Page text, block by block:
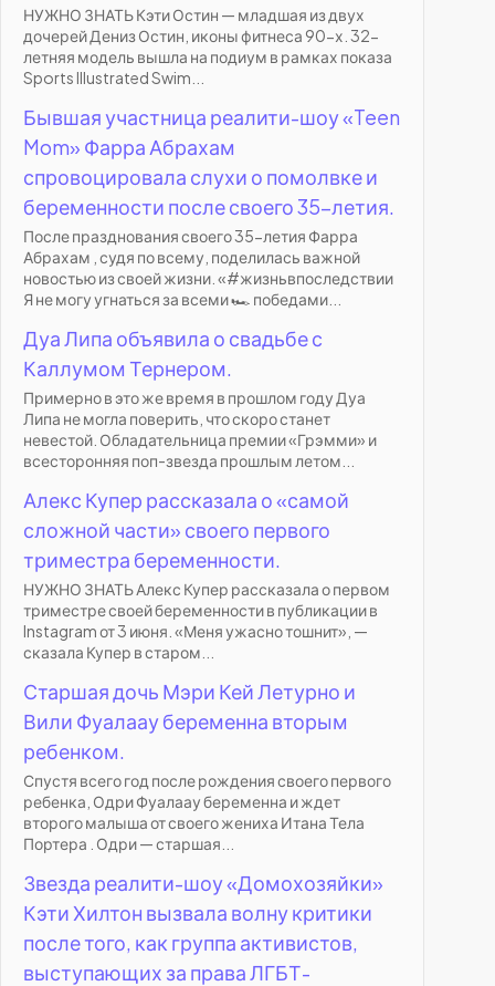
НУЖНО ЗНАТЬ Кэти Остин — младшая из двух
дочерей Дениз Остин, иконы фитнеса 90-х. 32-
летняя модель вышла на подиум в рамках показа
Sports Illustrated Swim...
Бывшая участница реалити-шоу «Teen
Mom» Фарра Абрахам
спровоцировала слухи о помолвке и
беременности после своего 35-летия.
После празднования своего 35-летия Фарра
Абрахам , судя по всему, поделилась важной
новостью из своей жизни. «#жизньвпоследствии
Я не могу угнаться за всеми 🏎️ победами...
Дуа Липа объявила о свадьбе с
Каллумом Тернером.
Примерно в это же время в прошлом году Дуа
Липа не могла поверить, что скоро станет
невестой. Обладательница премии «Грэмми» и
всесторонняя поп-звезда прошлым летом...
Алекс Купер рассказала о «самой
сложной части» своего первого
триместра беременности.
НУЖНО ЗНАТЬ Алекс Купер рассказала о первом
триместре своей беременности в публикации в
Instagram от 3 июня. «Меня ужасно тошнит», —
сказала Купер в старом...
Старшая дочь Мэри Кей Летурно и
Вили Фуалаау беременна вторым
ребенком.
Спустя всего год после рождения своего первого
ребенка, Одри Фуалаау беременна и ждет
второго малыша от своего жениха Итана Тела
Портера . Одри — старшая...
Звезда реалити-шоу «Домохозяйки»
Кэти Хилтон вызвала волну критики
после того, как группа активистов,
выступающих за права ЛГБТ-